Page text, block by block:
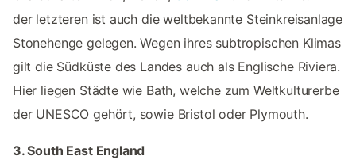
der letzteren ist auch die weltbekannte Steinkreisanlage
Stonehenge gelegen. Wegen ihres subtropischen Klimas
gilt die Südküste des Landes auch als Englische Riviera.
Hier liegen Städte wie Bath, welche zum Weltkulturerbe
der UNESCO gehört, sowie Bristol oder Plymouth.
3. South East England